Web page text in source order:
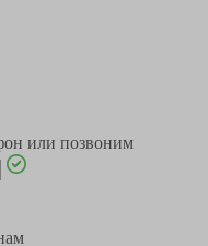
или позвоним